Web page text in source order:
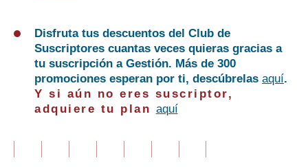
Disfruta tus descuentos del Club de
Suscriptores cuantas veces quieras gracias a
tu suscripción a Gestión. Más de 300
promociones esperan por ti, descúbrelas aquí.
Y si aún no eres suscriptor,
adquiere tu plan aquí